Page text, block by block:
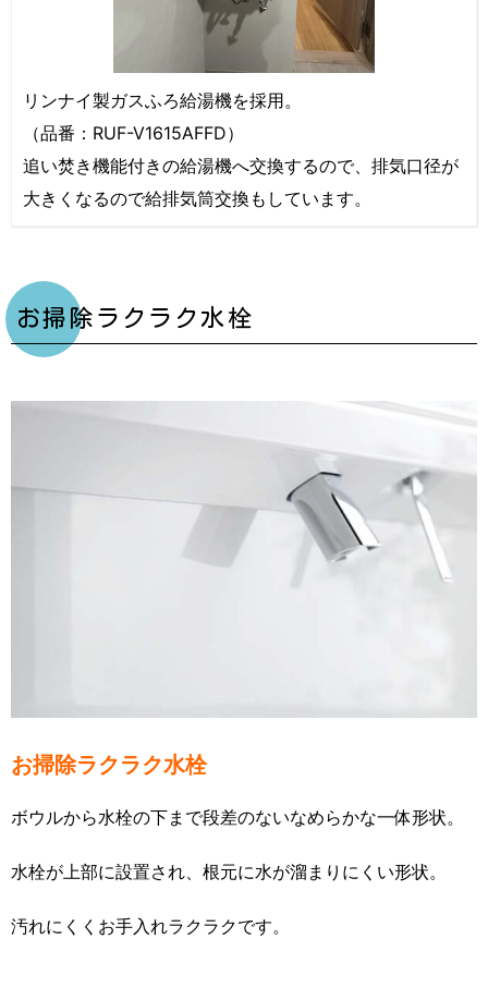
リンナイ製ガスふろ給湯機を採用。
（品番：RUF-V1615AFFD）
追い焚き機能付きの給湯機へ交換するので、排気口径が
大きくなるので給排気筒交換もしています。
お掃除ラクラク水栓
お掃除ラクラク水栓
ボウルから水栓の下まで段差のないなめらかな一体形状。
水栓が上部に設置され、根元に水が溜まりにくい形状。
汚れにくくお手入れラクラクです。